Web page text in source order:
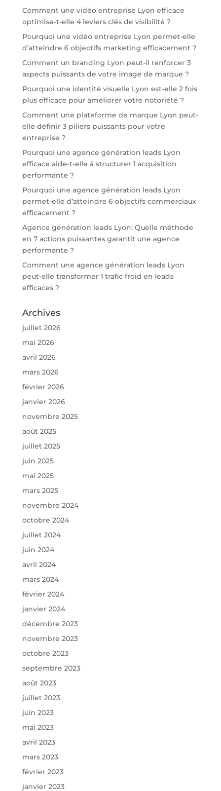
Comment une vidéo entreprise Lyon efficace
optimise-t-elle 4 leviers clés de visibilité ?
Pourquoi une vidéo entreprise Lyon permet-elle
d’atteindre 6 objectifs marketing efficacement ?
Comment un branding Lyon peut-il renforcer 3
aspects puissants de votre image de marque ?
Pourquoi une identité visuelle Lyon est-elle 2 fois
plus efficace pour améliorer votre notoriété ?
Comment une plateforme de marque Lyon peut-
elle définir 3 piliers puissants pour votre
entreprise ?
Pourquoi une agence génération leads Lyon
efficace aide-t-elle à structurer 1 acquisition
performante ?
Pourquoi une agence génération leads Lyon
permet-elle d’atteindre 6 objectifs commerciaux
efficacement ?
Agence génération leads Lyon: Quelle méthode
en 7 actions puissantes garantit une agence
performante ?
Comment une agence génération leads Lyon
peut-elle transformer 1 trafic froid en leads
efficaces ?
Archives
juillet 2026
mai 2026
avril 2026
mars 2026
février 2026
janvier 2026
novembre 2025
août 2025
juillet 2025
juin 2025
mai 2025
mars 2025
novembre 2024
octobre 2024
juillet 2024
juin 2024
avril 2024
mars 2024
février 2024
janvier 2024
décembre 2023
novembre 2023
octobre 2023
septembre 2023
août 2023
juillet 2023
juin 2023
mai 2023
avril 2023
mars 2023
février 2023
janvier 2023